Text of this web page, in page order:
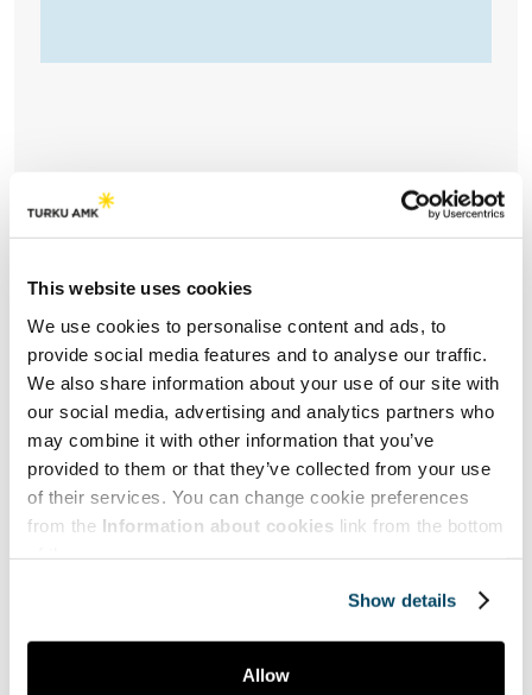
This website uses cookies
We use cookies to personalise content and ads, to
provide social media features and to analyse our traffic.
We also share information about your use of our site with
our social media, advertising and analytics partners who
may combine it with other information that you’ve
provided to them or that they’ve collected from your use
of their services. You can change cookie preferences
from the Information about cookies link from the bottom
Show details
Allow
Kiinnostuin aiheesta0 Ei mitään uutta0
En ymmärtänyt artikkelia1
Vastaa
Pakolliset kentät
on merkitty*